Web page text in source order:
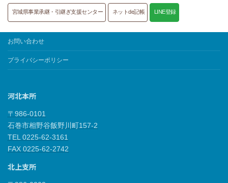
宮城県事業承継・引継ぎ支援センター ネットde記帳 LINE登録
お問い合わせ
プライバシーポリシー
河北本所
〒986-0101
石巻市相野谷飯野川町157-2
TEL 0225-62-3161
FAX 0225-62-2742
北上支所